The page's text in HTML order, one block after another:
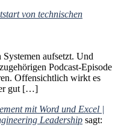
von technischen
aufsetzt. Und
Podcast-Episode
Offensichtlich wirkt es
gut […]
mit Word und Excel |
Leadership sagt: